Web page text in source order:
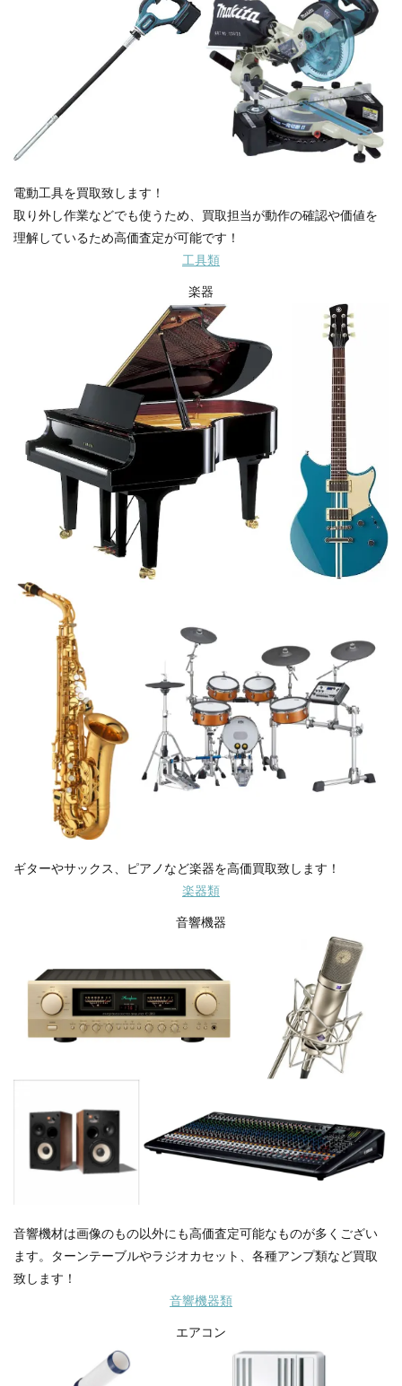
電動工具を買取致します！
取り外し作業などでも使うため、買取担当が動作の確認や価値を
理解しているため高価査定が可能です！
工具類
楽器
ギターやサックス、ピアノなど楽器を高価買取致します！
楽器類
音響機器
音響機材は画像のもの以外にも高価査定可能なものが多くござい
ます。ターンテーブルやラジオカセット、各種アンプ類など買取
致します！
音響機器類
エアコン